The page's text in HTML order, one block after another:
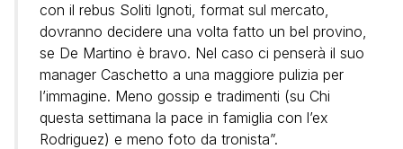
con il rebus Soliti Ignoti, format sul mercato,
dovranno decidere una volta fatto un bel provino,
se De Martino è bravo. Nel caso ci penserà il suo
manager Caschetto a una maggiore pulizia per
l’immagine. Meno gossip e tradimenti (su Chi
questa settimana la pace in famiglia con l’ex
Rodriguez) e meno foto da tronista”.